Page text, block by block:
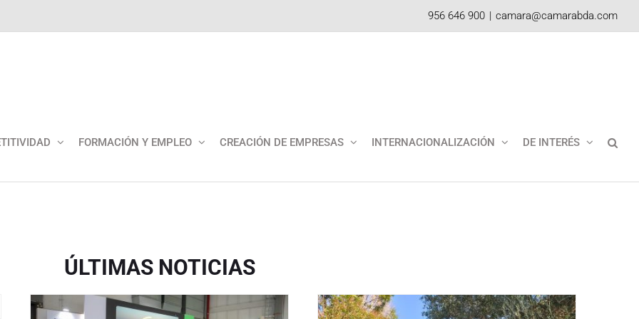
956 646 900 | camara@camarabda.com
FORMACIÓN Y EMPLEO CREACIÓN DE EMPRESAS INTERNACIONALIZACIÓN DE INTERÉS
ÚLTIMAS NOTICIAS